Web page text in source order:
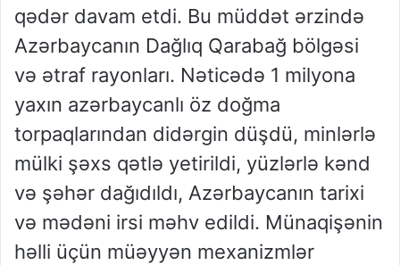
qədər davam etdi. Bu müddət ərzində
Azərbaycanın Dağlıq Qarabağ bölgəsi
və ətraf rayonları. Nəticədə 1 milyona
yaxın azərbaycanlı öz doğma
torpaqlarından didərgin düşdü, minlərlə
mülki şəxs qətlə yetirildi, yüzlərlə kənd
və şəhər dağıdıldı, Azərbaycanın tarixi
və mədəni irsi məhv edildi. Münaqişənin
həlli üçün müəyyən mexanizmlər